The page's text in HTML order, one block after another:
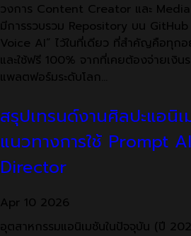
วงการ Content Creator และ
มีการรวบรวม Repository บน GitHub
Voice AI” ไว้ในที่เดียว ที่สำคัญคือทุก
และใช้ฟรี 100% จากที่เคยต้องจ่ายเงิ
แพลตฟอร์มระดับโลก…
สรุปเทรนด์งานศิลปะแอนิ
แนวทางการใช้ Prompt
Director
Apr 10 2026
อุตสาหกรรมแอนิเมชันในปัจจุบัน (ปี